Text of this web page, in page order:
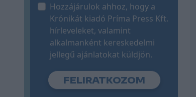
Hozzájárulok ahhoz, hogy a
Krónikát kiadó Príma Press Kft.
hírleveleket, valamint
alkalmanként kereskedelmi
jellegű ajánlatokat küldjön.